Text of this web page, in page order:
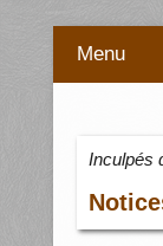
Menu
Inculpés